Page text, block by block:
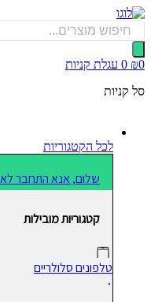
0 עגלת קניות
לכל הקטגוריות
שלום, אנא התחבר לאתר
קטגוריות מובילות
טלפונים סלולריים